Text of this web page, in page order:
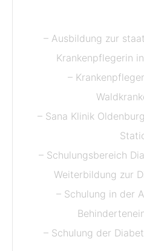
– Ausbildung zur
Krankenpflegerin
–
– Sana Klinik
– Schulungsbereich
Weiterbildung zur
– Schulung in der
– Schulung der